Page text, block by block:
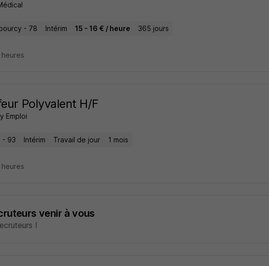
- 78 Intérim 15 - 16 € / heure 365 jours
Polyvalent H/F
Emploi
- 93 Intérim Travail de jour 1 mois
venir à vous
!